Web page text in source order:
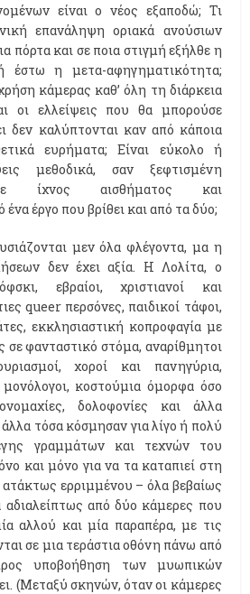
είναι ο νέος εξαποδώ; Τι
επανάληψη οριακά ανούσιων
πόρτα και σε ποια στιγμή εξήλθε η
έστω η μετα-αφηγηματικότητα;
κάμερας καθ’ όλη τη διάρκεια
οι ελλείψεις που θα μπορούσε
δεν καλύπτονται καν από κάποια
ευρήματα; Είναι εύκολο ή
μεθοδικά, σαν ξεφτισμένη
ίχνος αισθήματος και
έργο που βρίθει και από τα δύο;
μεν όλα φλέγοντα, μα η
δεν έχει αξία. Η Λολίτα, ο
εβραίοι, χριστιανοί και
queer περσόνες, παιδικοί τάφοι,
εκκλησιαστική κοπροφαγία με
σε φανταστικό στόμα, αναρίθμητοι
χοροί και πανηγύρια,
κοστούμια όμορφα όσο
δολοφονίες και άλλα
τόσα κόσμησαν για λίγο ή πολύ
γραμμάτων και τεχνών του
και μόνο για να τα καταπιεί στη
ερριμμένου – όλα βεβαίως
από δύο κάμερες που
αλλού και μία παραπέρα, με τις
σε μια τεράστια οθόνη πάνω από
υποβοήθηση των μυωπικών
(Μεταξύ σκηνών, όταν οι κάμερες